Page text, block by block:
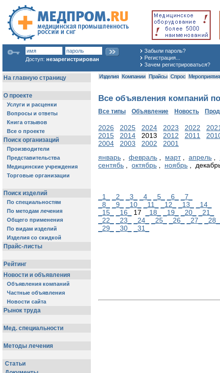
Доступ: незарегистрирован
Забыли пароль?
Регистрация...
Зачем регистрироваться?
Изделия Компании Прайсы Спрос Мероприятия
Все объявления компаний
Все типы Объявление Новость
2026 2025 2024 2023 2022
2015
2014 2013 2012 2011
2004
2003 2002
2001
январь , февраль , март, апрель ,
сентябь , октябрь , ноябрь ,
_1_ _2_ _3_ _4_ _5_ _6_
_7_
_8_
_9_ _10_ _11_ _12_ _13_
_14_
_15_
_16_ 17 _18_ _19_ _20_
_21_
_22_
_23_ _24_ _25_ _26_ _27_
_28_
_29_
_30_ _31_